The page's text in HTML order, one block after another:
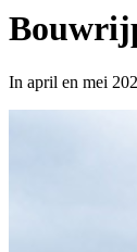
In april en mei